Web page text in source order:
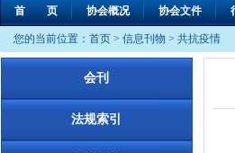
首 页 协会概况 协会文件
您的当前位置： 首页 > 信息刊物 > 共抗疫情
会刊
法规索引